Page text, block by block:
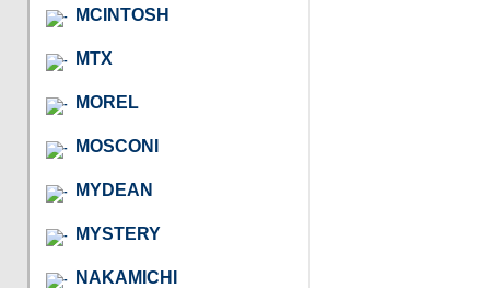
MCINTOSH
MTX
MOREL
MOSCONI
MYDEAN
MYSTERY
NAKAMICHI